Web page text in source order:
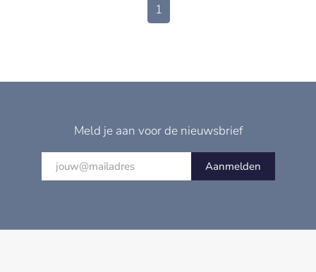
1
Meld je aan voor de nieuwsbrief
Aanmelden